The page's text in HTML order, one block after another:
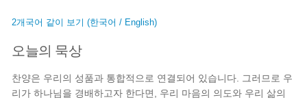
2개국어 같이 보기 (한국어 / English)
오늘의 묵상
찬양은 우리의 성품과 통합적으로 연결되어 있습니다. 그러므로 우
리가 하나님을 경배하고자 한다면, 우리 마음의 의도와 우리 삶의